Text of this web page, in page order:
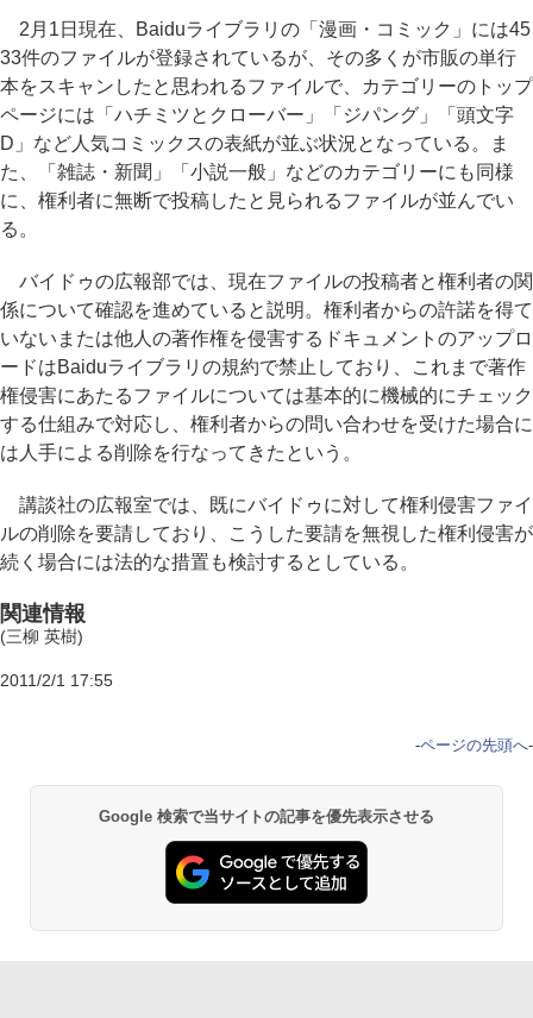
2月1日現在、Baiduライブラリの「漫画・コミック」には45
33件のファイルが登録されているが、その多くが市販の単行
本をスキャンしたと思われるファイルで、カテゴリーのトップ
ページには「ハチミツとクローバー」「ジパング」「頭文字
D」など人気コミックスの表紙が並ぶ状況となっている。ま
た、「雑誌・新聞」「小説一般」などのカテゴリーにも同様
に、権利者に無断で投稿したと見られるファイルが並んでい
る。
バイドゥの広報部では、現在ファイルの投稿者と権利者の関
係について確認を進めていると説明。権利者からの許諾を得て
いないまたは他人の著作権を侵害するドキュメントのアップロ
ードはBaiduライブラリの規約で禁止しており、これまで著作
権侵害にあたるファイルについては基本的に機械的にチェック
する仕組みで対応し、権利者からの問い合わせを受けた場合に
は人手による削除を行なってきたという。
講談社の広報室では、既にバイドゥに対して権利侵害ファイ
ルの削除を要請しており、こうした要請を無視した権利侵害が
続く場合には法的な措置も検討するとしている。
関連情報
(三柳 英樹)
2011/2/1 17:55
-ページの先頭へ-
Google 検索で当サイトの記事を優先表示させる